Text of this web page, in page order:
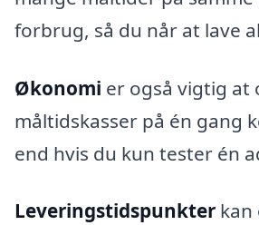
forbrug, så du når at lave
Økonomi er også vigtig at
måltidskasser på én gang
end hvis du kun tester én
Leveringstidspunkter kan